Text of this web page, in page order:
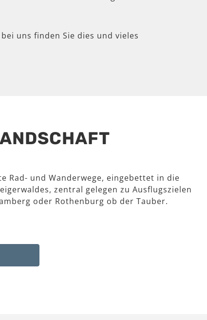
uns finden Sie dies und vieles
Rad- und Wanderwege, eingebettet in die
zentral gelegen zu Ausflugszielen
oder Rothenburg ob der Tauber.